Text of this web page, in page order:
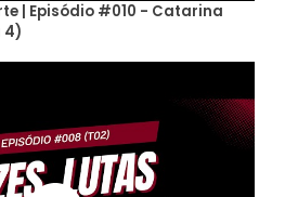
| Episódio #010 - Catarina
4)